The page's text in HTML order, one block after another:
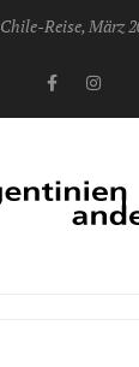
Reise, März 2025